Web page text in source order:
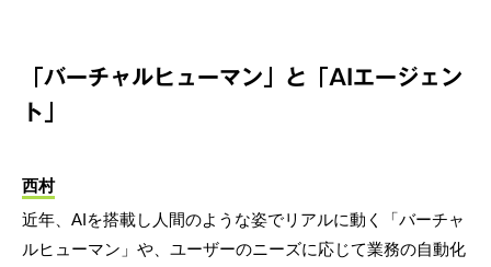
「バーチャルヒューマン」と「AIエージェン
ト」
西村
近年、AIを搭載し人間のような姿でリアルに動く「バーチャ
ルヒューマン」や、ユーザーのニーズに応じて業務の自動化